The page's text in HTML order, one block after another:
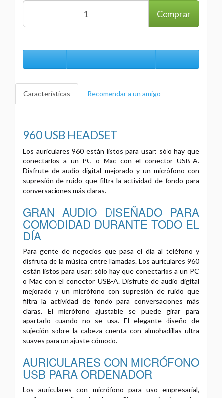
Comprar
Características Recomendar a un amigo
960 USB HEADSET
Los auriculares 960 están listos para usar: sólo hay que
conectarlos a un PC o Mac con el conector USB-A.
Disfrute de audio digital mejorado y un micrófono con
supresión de ruido que filtra la actividad de fondo para
conversaciones más claras.
GRAN AUDIO DISEÑADO PARA
COMODIDAD DURANTE TODO EL
DÍA
Para gente de negocios que pasa el día al teléfono y
disfruta de la música entre llamadas. Los auriculares 960
están listos para usar: sólo hay que conectarlos a un PC
o Mac con el conector USB-A. Disfrute de audio digital
mejorado y un micrófono con supresión de ruido que
filtra la actividad de fondo para conversaciones más
claras. El micrófono ajustable se puede girar para
apartarlo cuando no se usa. El elegante diseño de
sujeción sobre la cabeza cuenta con almohadillas ultra
suaves para un ajuste cómodo.
AURICULARES CON MICRÓFONO
USB PARA ORDENADOR
Los auriculares con micrófono para uso empresarial,